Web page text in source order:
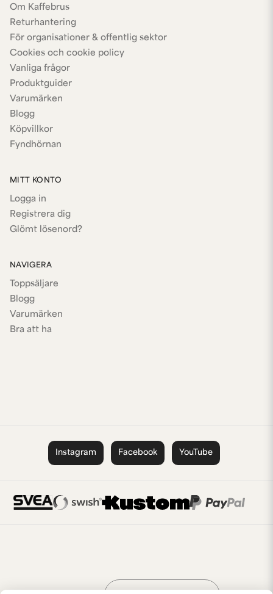
Om Kaffebrus
Returhantering
För organisationer & offentlig sektor
Cookies och cookie policy
Vanliga frågor
Produktguider
Varumärken
Blogg
Köpvillkor
Fyndhörnan
MITT KONTO
Logga in
Registrera dig
Glömt lösenord?
NAVIGERA
Toppsäljare
Blogg
Varumärken
Bra att ha
Instagram Facebook YouTube